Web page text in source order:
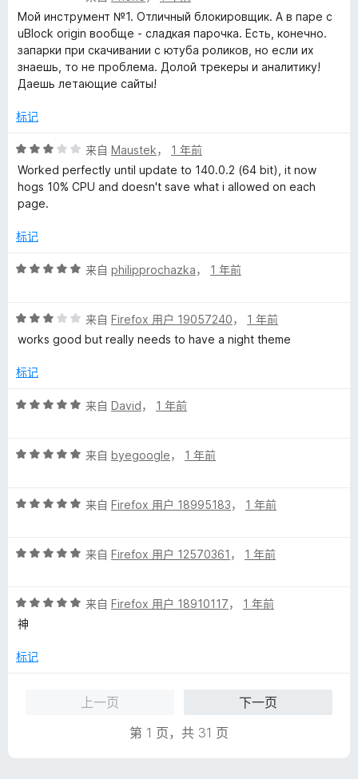
分
5
/
5
Мой инструмент №1. Отличный блокировщик. А в паре с
uBlock origin вообще - сладкая парочка. Есть, конечно.
запарки при скачивании с ютуба роликов, но если их
знаешь, то не проблема. Долой трекеры и аналитику!
Даешь летающие сайты!
标记
评
分
3
/
来自 Maustek， 1 年前
Worked perfectly until update to 140.0.2 (64 bit), it now
hogs 10% CPU and doesn't save what i allowed on each
page.
标记
评
/
5
来自 philipprochazka， 1 年前
评
分
/
来自 Firefox 用户 19057240， 1 年前
works good but really needs to have a night theme
标记
评
/
来自 David， 1 年前
评
/
来自 byegoogle， 1 年前
评
/
来自 Firefox 用户 18995183， 1 年前
评
/
5
来自 Firefox 用户 12570361 ， 1 年前
评
分
/
来自 Firefox 用户 18910117， 1 年前
神
标记
上一页
下一页
第 1 页，共 31 页